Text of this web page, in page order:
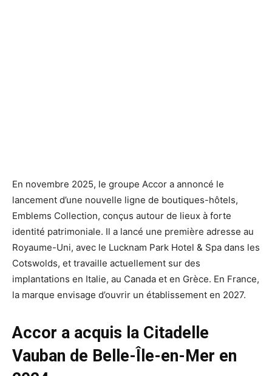
En novembre 2025, le groupe Accor a annoncé le
lancement d’une nouvelle ligne de boutiques-hôtels,
Emblems Collection, conçus autour de lieux à forte
identité patrimoniale. Il a lancé une première adresse au
Royaume-Uni, avec le Lucknam Park Hotel & Spa dans les
Cotswolds, et travaille actuellement sur des
implantations en Italie, au Canada et en Grèce. En France,
la marque envisage d’ouvrir un établissement en 2027.
Accor a acquis la Citadelle
Vauban de Belle-Île-en-Mer en